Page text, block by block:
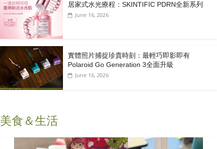
居家式水光療程：SKINTIFIC PDRN全新系列
June 16, 2026
實體照片捕捉珍貴時刻：最輕巧即影即有
Polaroid Go Generation 3全面升級
June 16, 2026
美食＆生活